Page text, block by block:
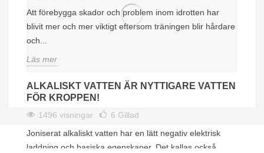
Att förebygga skador och problem inom idrotten har
blivit mer och mer viktigt eftersom träningen blir hårdare
och...
Läs mer
ALKALISKT VATTEN ÄR NYTTIGARE VATTEN
FÖR KROPPEN!
1496 visningar 6 Gillad
Joniserat alkaliskt vatten har en lätt negativ elektrisk
laddning och basiska egenskaper. Det kallas också